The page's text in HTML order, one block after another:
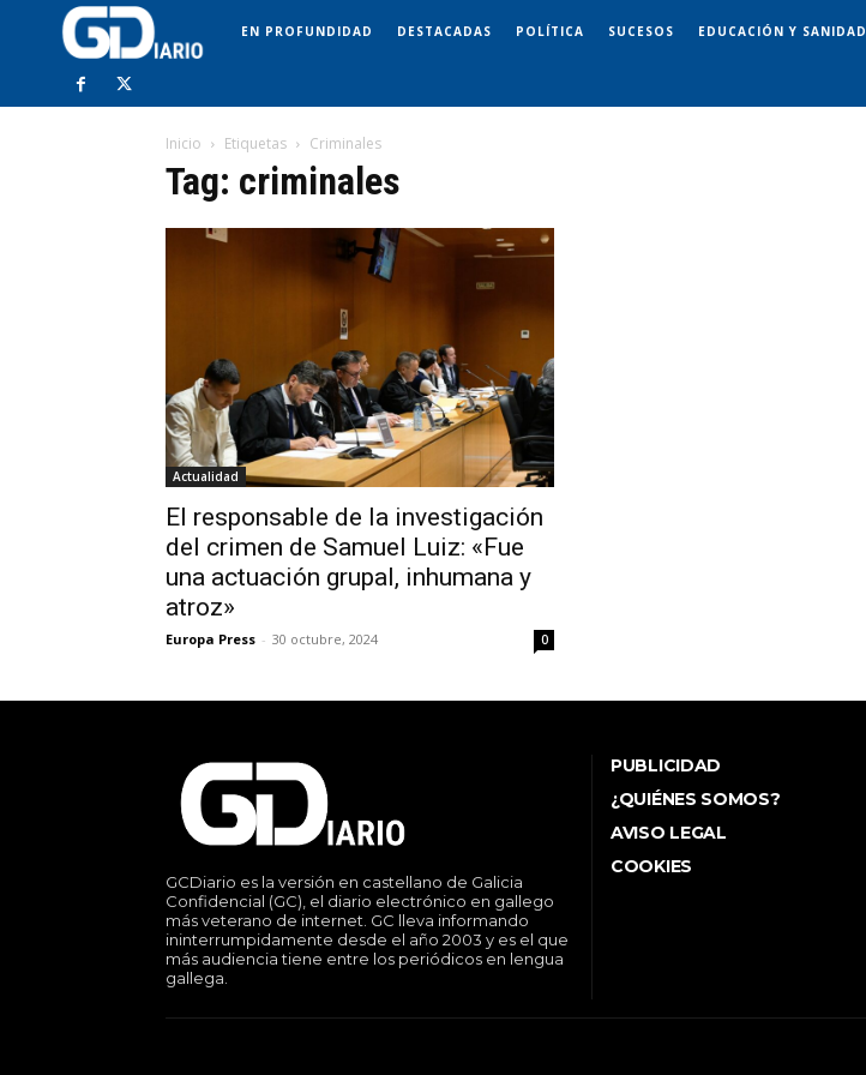
EN PROFUNDIDAD DESTACADAS POLÍTICA SUCESOS EDUCACIÓN Y SANIDAD
Inicio Etiquetas Criminales
Tag: criminales
Actualidad
El responsable de la investigación
del crimen de Samuel Luiz: «Fue
una actuación grupal, inhumana y
atroz»
Europa Press - 30 octubre, 2024 0
GCDiario es la versión en castellano de Galicia
Confidencial (GC), el diario electrónico en gallego
más veterano de internet. GC lleva informando
ininterrumpidamente desde el año 2003 y es el que
más audiencia tiene entre los periódicos en lengua
gallega.
PUBLICIDAD
¿QUIÉNES SOMOS?
AVISO LEGAL
COOKIES